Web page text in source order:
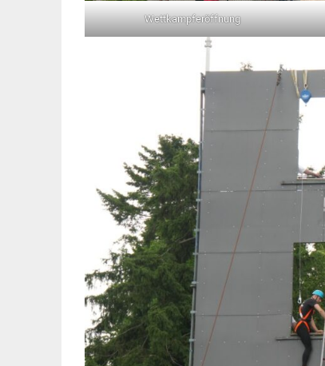
Wettkampferöffnung